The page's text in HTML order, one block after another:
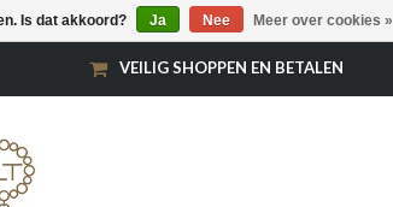
VEILIG SHOPPEN EN BETALEN
Is dat akkoord? Ja Nee Meer over cookies »